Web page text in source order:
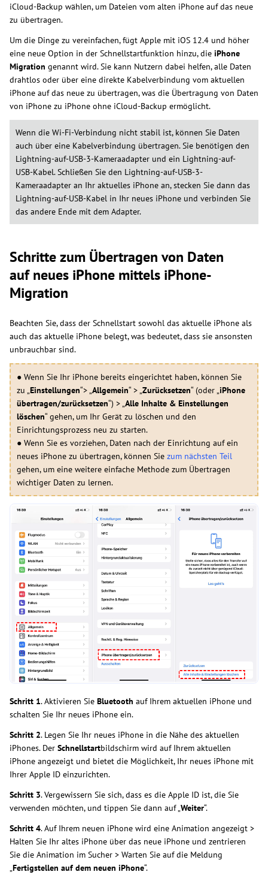
iCloud-Backup wählen, um Dateien vom alten iPhone auf das neue
zu übertragen.
Um die Dinge zu vereinfachen, fügt Apple mit iOS 12.4 und höher
eine neue Option in der Schnellstartfunktion hinzu, die iPhone
Migration genannt wird. Sie kann Nutzern dabei helfen, alle Daten
drahtlos oder über eine direkte Kabelverbindung vom aktuellen
iPhone auf das neue zu übertragen, was die Übertragung von Daten
von iPhone zu iPhone ohne iCloud-Backup ermöglicht.
Wenn die Wi-Fi-Verbindung nicht stabil ist, können Sie Daten
auch über eine Kabelverbindung übertragen. Sie benötigen den
Lightning-auf-USB-3-Kameraadapter und ein Lightning-auf-
USB-Kabel. Schließen Sie den Lightning-auf-USB-3-
Kameraadapter an Ihr aktuelles iPhone an, stecken Sie dann das
Lightning-auf-USB-Kabel in Ihr neues iPhone und verbinden Sie
das andere Ende mit dem Adapter.
Schritte zum Übertragen von Daten
auf neues iPhone mittels iPhone-
Migration
Beachten Sie, dass der Schnellstart sowohl das aktuelle iPhone als
auch das aktuelle iPhone belegt, was bedeutet, dass sie ansonsten
unbrauchbar sind.
● Wenn Sie Ihr iPhone bereits eingerichtet haben, können Sie
zu „Einstellungen“> „Allgemein“ > „Zurücksetzen“ (oder „iPhone
übertragen/zurücksetzen“) > „Alle Inhalte & Einstellungen
löschen“ gehen, um Ihr Gerät zu löschen und den
Einrichtungsprozess neu zu starten.
● Wenn Sie es vorziehen, Daten nach der Einrichtung auf ein
neues iPhone zu übertragen, können Sie zum nächsten Teil
gehen, um eine weitere einfache Methode zum Übertragen
wichtiger Daten zu lernen.
Schritt 1. Aktivieren Sie Bluetooth auf Ihrem aktuellen iPhone und
schalten Sie Ihr neues iPhone ein.
Schritt 2. Legen Sie Ihr neues iPhone in die Nähe des aktuellen
iPhones. Der Schnellstartbildschirm wird auf Ihrem aktuellen
iPhone angezeigt und bietet die Möglichkeit, Ihr neues iPhone mit
Ihrer Apple ID einzurichten.
Schritt 3. Vergewissern Sie sich, dass es die Apple ID ist, die Sie
verwenden möchten, und tippen Sie dann auf „Weiter“.
Schritt 4. Auf Ihrem neuen iPhone wird eine Animation angezeigt >
Halten Sie Ihr altes iPhone über das neue iPhone und zentrieren
Sie die Animation im Sucher > Warten Sie auf die Meldung
„Fertigstellen auf dem neuen iPhone“.